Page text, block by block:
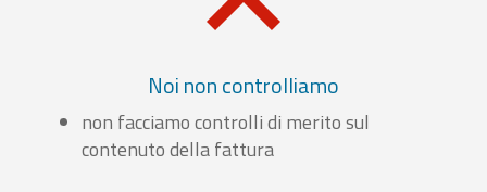
Noi non controlliamo
non facciamo controlli di merito sul
contenuto della fattura